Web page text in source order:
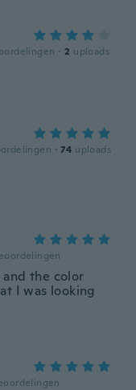
· 2 uploads
· 74 uploads
the color
I was looking